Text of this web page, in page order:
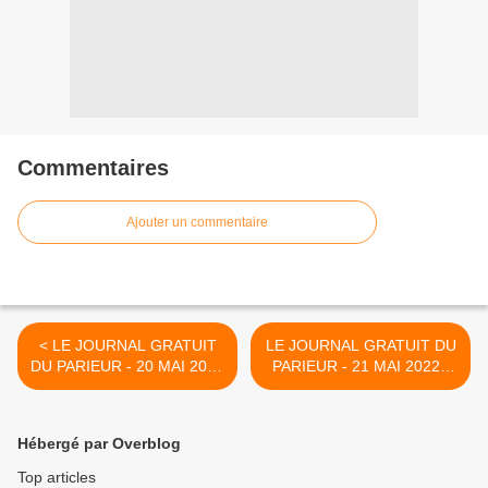
Commentaires
Ajouter un commentaire
< LE JOURNAL GRATUIT
DU PARIEUR - 20 MAI 2022
- COUPLE DU JOUR DU
LE JOURNAL GRATUIT DU
PARIEUR - 21 MAI 2022 -
COUPLE DU JOUR DU
Hébergé par Overblog
Top articles